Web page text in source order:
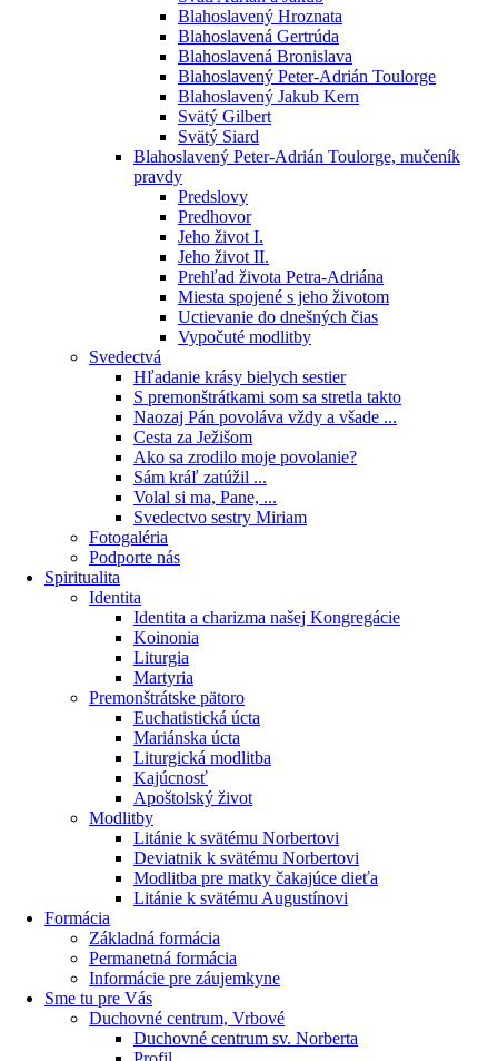
Blahoslavený Hroznata
Blahoslavená Gertrúda
Blahoslavená Bronislava
Blahoslavený Peter-Adrián Toulorge
Blahoslavený Jakub Kern
Svätý Gilbert
Svätý Siard
Blahoslavený Peter-Adrián Toulorge, mučeník
pravdy
Predslovy
Predhovor
Jeho život I.
Jeho život II.
Prehľad života Petra-Adriána
Miesta spojené s jeho životom
Uctievanie do dnešných čias
Vypočuté modlitby
Svedectvá
Hľadanie krásy bielych sestier
S premonštrátkami som sa stretla takto
Naozaj Pán povoláva vždy a všade ...
Cesta za Ježišom
Ako sa zrodilo moje povolanie?
Sám kráľ zatúžil ...
Volal si ma, Pane, ...
Svedectvo sestry Miriam
Fotogaléria
Podporte nás
Spiritualita
Identita
Identita a charizma našej Kongregácie
Koinonia
Liturgia
Martyria
Premonštrátske pätoro
Euchatistická úcta
Mariánska úcta
Liturgická modlitba
Kajúcnosť
Apoštolský život
Modlitby
Litánie k svätému Norbertovi
Deviatnik k svätému Norbertovi
Modlitba pre matky čakajúce dieťa
Litánie k svätému Augustínovi
Formácia
Základná formácia
Permanetná formácia
Informácie pre záujemkyne
Sme tu pre Vás
Duchovné centrum, Vrbové
Duchovné centrum sv. Norberta